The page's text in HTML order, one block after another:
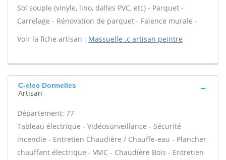
Sol souple (vinyle, lino, dalles PVC, etc) - Parquet -
Carrelage - Rénovation de parquet - Faïence murale -
Voir la fiche artisan : Massuelle .c artisan peintre
C-elec Dormelles
Artisan
Département: 77
Tableau électrique - Vidéosurveillance - Sécurité
incendie - Entretien Chaudière / Chauffe-eau - Plancher
chauffant électrique - VMC - Chaudière Bois - Entretien